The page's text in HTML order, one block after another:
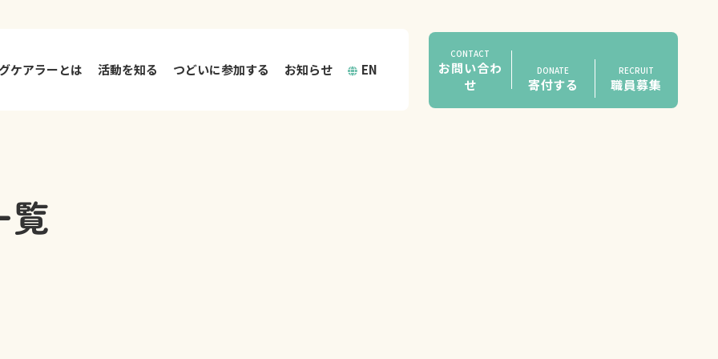
ケアラーとは 活動を知る
大阪市ヤングケアラー相談支援事業
つどいに参加する お知らせ EN
CONTACT
お問い合わ
せ
DONATE
寄付する
RECRUIT
職員募集
覧